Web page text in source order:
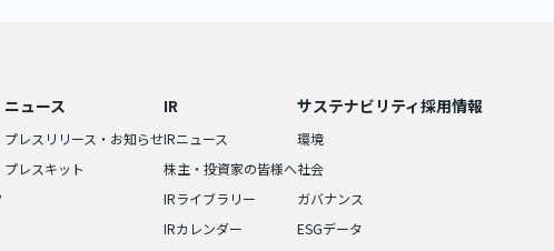
ニュース
プレスリリース・お知らせ
プレスキット
IR
IRニュース
株主・投資家の皆様へ
IRライブラリー
IRカレンダー
サステナビリティ
環境
社会
ガバナンス
ESGデータ
採用情報